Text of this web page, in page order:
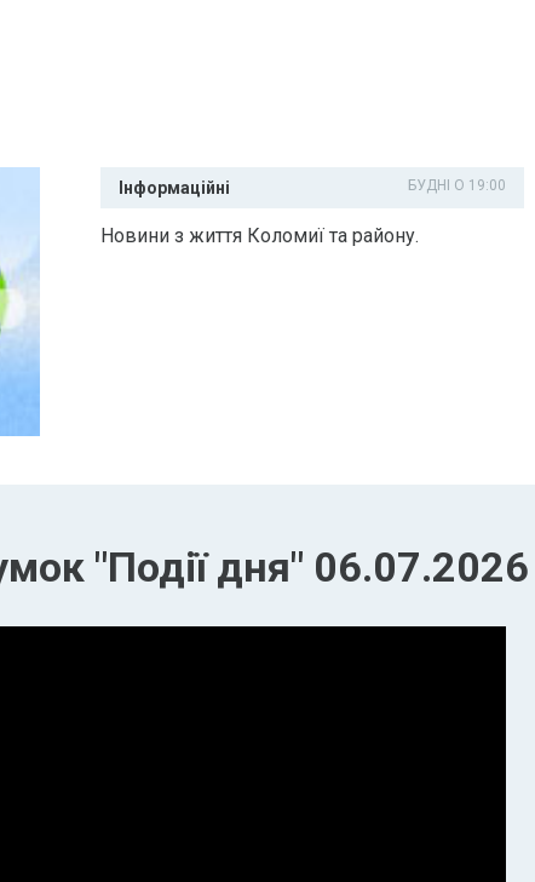
Інформаційні БУДНІ О 19:00
Новини з життя Коломиї та району.
"Події дня" 06.07.2026